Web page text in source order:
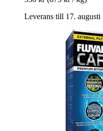
Leverans till 17. augusti